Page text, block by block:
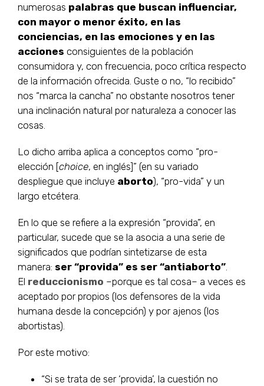
numerosas palabras que buscan influenciar,
con mayor o menor éxito, en las
conciencias, en las emociones y en las
acciones consiguientes de la población
consumidora y, con frecuencia, poco crítica respecto
de la información ofrecida. Guste o no, “lo recibido”
nos “marca la cancha” no obstante nosotros tener
una inclinación natural por naturaleza a conocer las
cosas.
Lo dicho arriba aplica a conceptos como “pro-
elección [choice, en inglés]” (en su variado
despliegue que incluye aborto), “pro-vida” y un
largo etcétera.
En lo que se refiere a la expresión “provida”, en
particular, sucede que se la asocia a una serie de
significados que podrían sintetizarse de esta
manera: ser “provida” es ser “antiaborto”.
El reduccionismo –porque es tal cosa– a veces es
aceptado por propios (los defensores de la vida
humana desde la concepción) y por ajenos (los
abortistas).
Por este motivo:
“Si se trata de ser ‘provida’, la cuestión no